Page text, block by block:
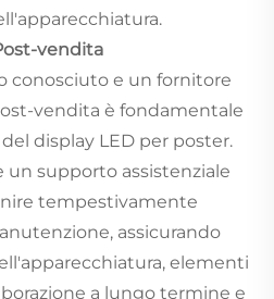
vendita
conosciuto e un fornitore
vendita è fondamentale
display LED per poster.
un supporto assistenziale
tempestivamente
assicurando
elementi
a lungo termine e